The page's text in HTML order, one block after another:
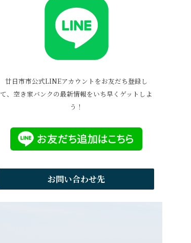
廿日市市公式LINEアカウントをお友だち登録し
て、空き家バンクの最新情報をいち早くゲットしよ
う！
お問い合わせ先